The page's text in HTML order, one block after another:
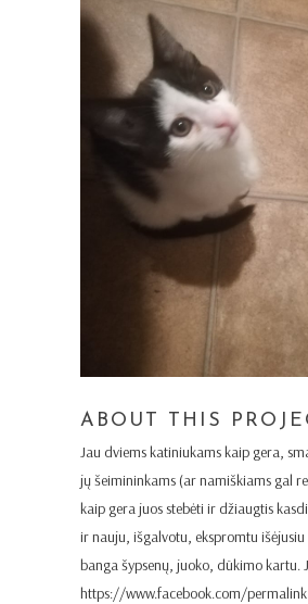
ABOUT THIS
Jau dviems katiniukams kaip gera,
jų šeimininkams (ar namiškiams gal
kaip gera juos stebėti ir džiaugtis
ir nauju, išgalvotu, ekspromtu
banga šypsenų, juoko, dūkimo kartu.
https://www.facebook.com/